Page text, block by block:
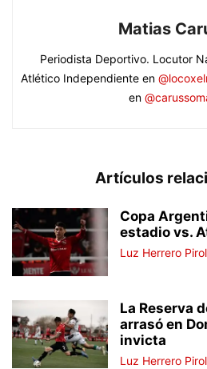
Matias
Periodista Deportivo. Locutor
Atlético Independiente en
en
Artículos
Copa
estadio vs.
Luz Herrero
La Reserva
arrasó en
invicta
Luz Herrero